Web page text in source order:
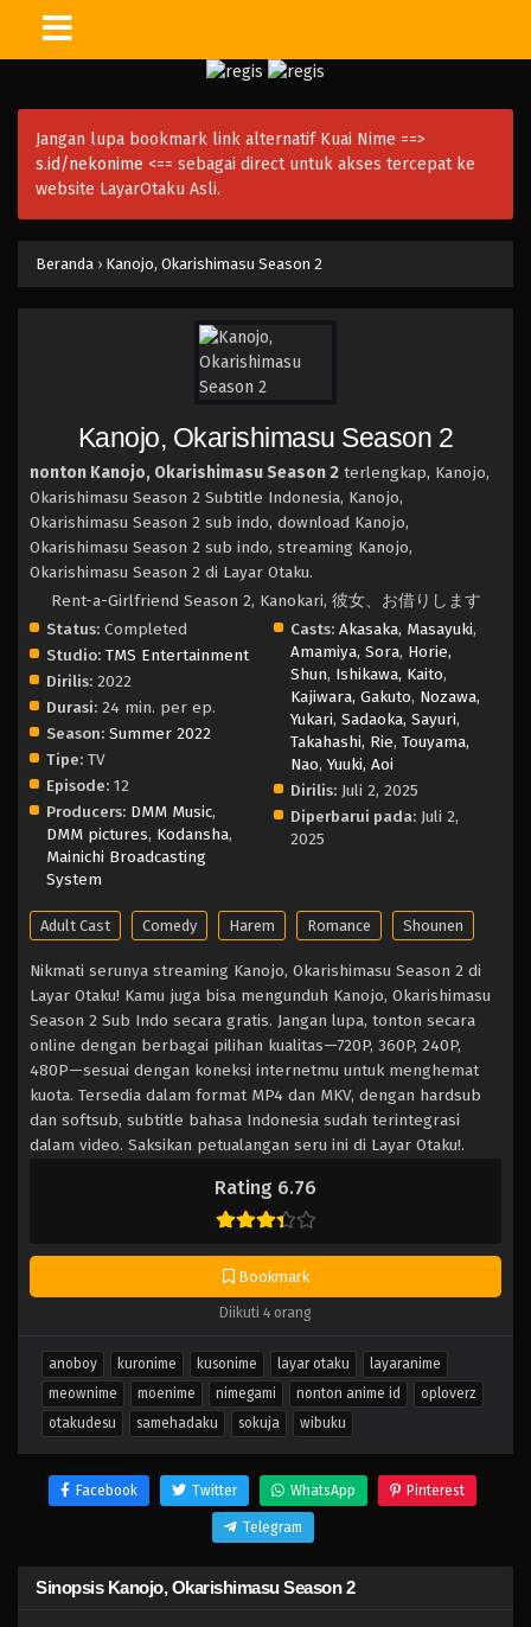
Jangan lupa bookmark link alternatif Kuai Nime ==>
s.id/nekonime <== sebagai direct untuk akses tercepat ke
website LayarOtaku Asli.
Beranda › Kanojo, Okarishimasu Season 2
Rating 6.76
Bookmark
Diikuti 4 orang
Kanojo, Okarishimasu Season 2
nonton Kanojo, Okarishimasu Season 2 terlengkap, Kanojo,
Okarishimasu Season 2 Subtitle Indonesia, Kanojo,
Okarishimasu Season 2 sub indo, download Kanojo,
Okarishimasu Season 2 sub indo, streaming Kanojo,
Okarishimasu Season 2 di Layar Otaku.
Rent-a-Girlfriend Season 2, Kanokari, 彼女、お借りします
Status: Completed
Studio: TMS Entertainment
Dirilis: 2022
Durasi: 24 min. per ep.
Season: Summer 2022
Tipe: TV
Episode: 12
Producers: DMM Music,
DMM pictures, Kodansha,
Mainichi Broadcasting
System
Casts: Akasaka, Masayuki,
Amamiya, Sora, Horie,
Shun, Ishikawa, Kaito,
Kajiwara, Gakuto, Nozawa,
Yukari,Sadaoka, Sayuri,
Takahashi, Rie,Touyama,
Nao,Yuuki, Aoi
Dirilis: Juli 2, 2025
Diperbarui pada: Juli 2,
2025
Adult Cast Comedy Harem Romance Shounen
Nikmati serunya streaming Kanojo, Okarishimasu Season 2 di
Layar Otaku! Kamu juga bisa mengunduh Kanojo, Okarishimasu
Season 2 Sub Indo secara gratis. Jangan lupa, tonton secara
online dengan berbagai pilihan kualitas—720P, 360P, 240P,
480P—sesuai dengan koneksi internetmu untuk menghemat
kuota. Tersedia dalam format MP4 dan MKV, dengan hardsub
dan softsub, subtitle bahasa Indonesia sudah terintegrasi
dalam video. Saksikan petualangan seru ini di Layar Otaku!.
anoboy kuronime kusonime layar otaku
layaranime
meownime
moenime nimegami nonton anime id
oploverz
otakudesu
samehadaku sokuja wibuku
Facebook Twitter WhatsApp Pinterest
Telegram
Sinopsis Kanojo, Okarishimasu Season 2